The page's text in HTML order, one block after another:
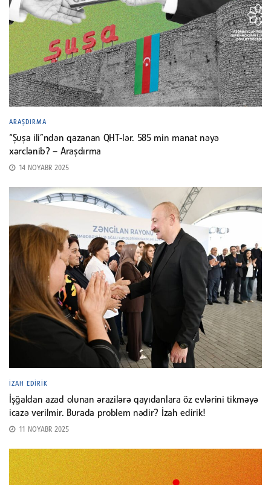
ARAŞDIRMA
“Şuşa ili”ndən qazanan QHT-lər. 585 min manat nəyə
xərclənib? – Araşdırma
14 NOYABR 2025
İZAH EDIRIK
İşğaldan azad olunan ərazilərə qayıdanlara öz evlərini tikməyə
icazə verilmir. Burada problem nədir? İzah edirik!
11 NOYABR 2025